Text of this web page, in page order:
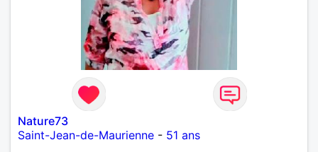
Nature73
Saint-Jean-de-Maurienne - 51 ans